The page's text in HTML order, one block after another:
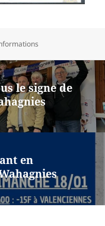
le signe de
en